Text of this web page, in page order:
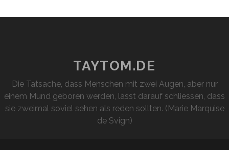
TAYTOM.DE
Die Tatsache, dass Menschen mit zwei Augen, aber nur
einem Mund geboren werden, lässt darauf schliessen, dass
sie zweimal soviel sehen als reden sollten. (Marie Marquise
de Svign)